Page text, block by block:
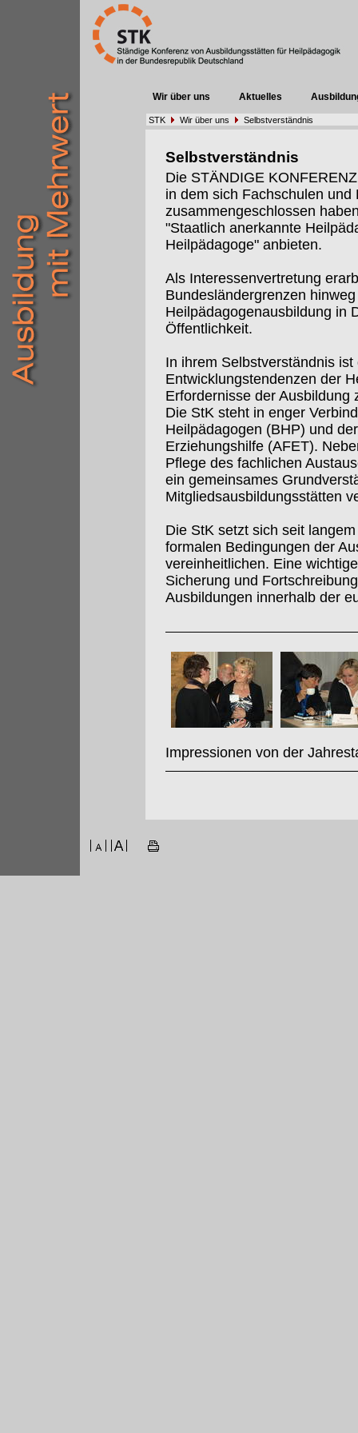
Wir über uns Aktuelles
STK Wir über uns Selbstverständnis
Selbstverständnis
Die STÄNDIGE
in dem sich Fachschulen und
zusammengeschlossen
"Staatlich anerkannte
Heilpädagoge" anbieten.
Als Interessenvertretung
Bundesländergrenzen
Heilpädagogenausbildung in
Öffentlichkeit.
In ihrem Selbstverständnis
Entwicklungstendenzen der
Erfordernisse der Ausbildung
Die StK steht in enger
Heilpädagogen (BHP) und
Erziehungshilfe (AFET).
Pflege des fachlichen
ein gemeinsames
Mitgliedsausbildungsstätten
Die StK setzt sich seit
formalen Bedingungen der
vereinheitlichen. Eine
Sicherung und
Ausbildungen innerhalb der
Impressionen von der